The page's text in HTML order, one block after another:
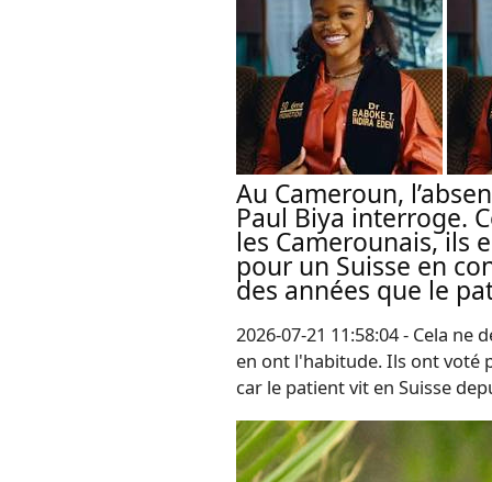
Au Cameroun,
Paul Biya interroge.
les Camerounais, ils
pour un Suisse en
des années que le
2026-07-21 11:58:04 - Cela
en ont l'habitude. Ils ont voté
car le patient vit en Suisse